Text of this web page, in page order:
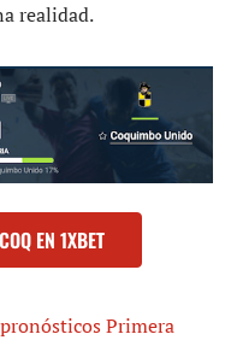
realidad.
EN 1XBET
pronósticos Primera